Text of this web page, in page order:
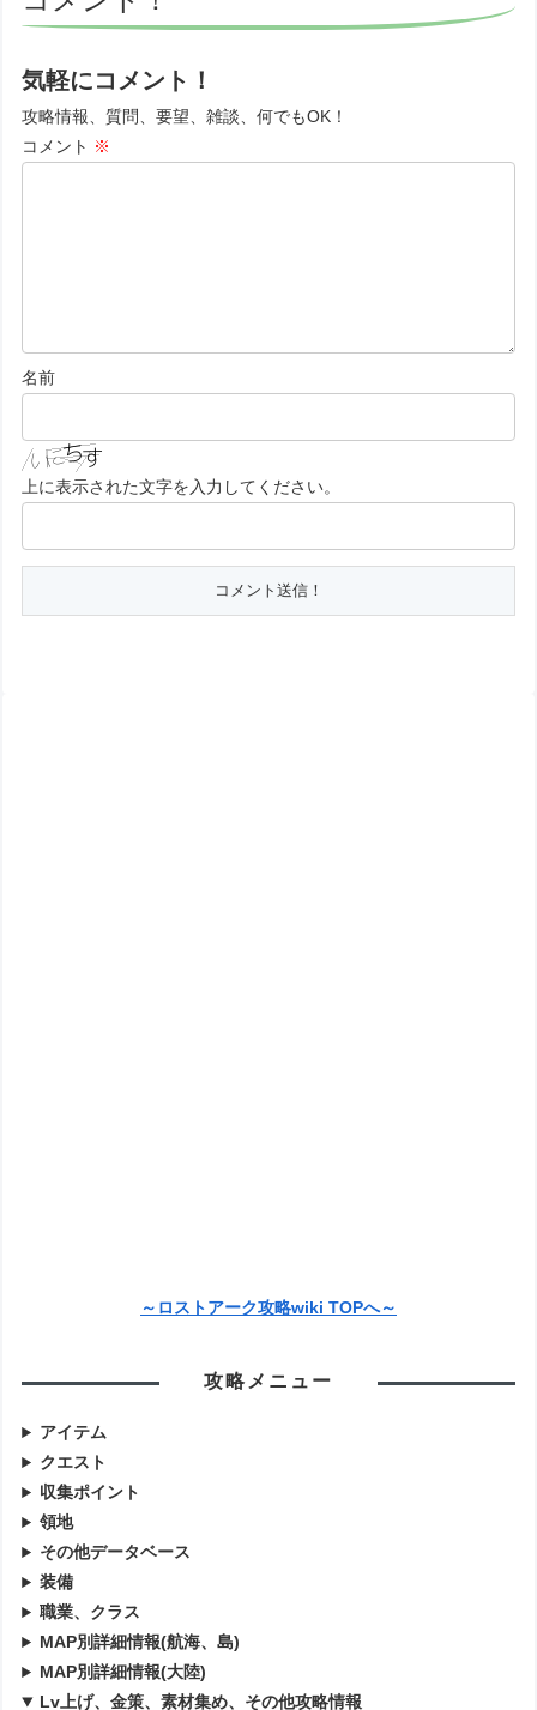
気軽にコメント！
攻略情報、質問、要望、雑談、何でもOK！
コメント ※
名前
上に表示された文字を入力してください。
～ロストアーク攻略wiki TOPへ～
攻略メニュー
アイテム
クエスト
収集ポイント
領地
その他データベース
装備
職業、クラス
MAP別詳細情報(航海、島)
MAP別詳細情報(大陸)
Lv上げ、金策、素材集め、その他攻略情報